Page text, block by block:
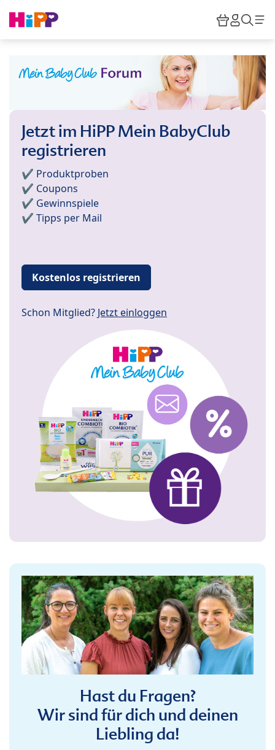
HiPP
Jetzt im HiPP Mein BabyClub
registrieren
✔️ Produktproben
✔️ Coupons
✔️ Gewinnspiele
✔️ Tipps per Mail
Kostenlos registrieren
Schon Mitglied? Jetzt einloggen
Hast du Fragen?
Wir sind für dich und deinen
Liebling da!